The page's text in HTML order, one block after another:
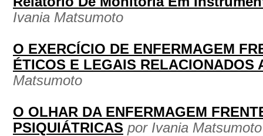
Ivania Matsumoto
O EXERCÍCIO DE ENFERMAGEM
ÉTICOS E LEGAIS RELACIONADOS
Matsumoto
O OLHAR DA ENFERMAGEM
PSIQUIÁTRICAS por Ivania Matsumoto